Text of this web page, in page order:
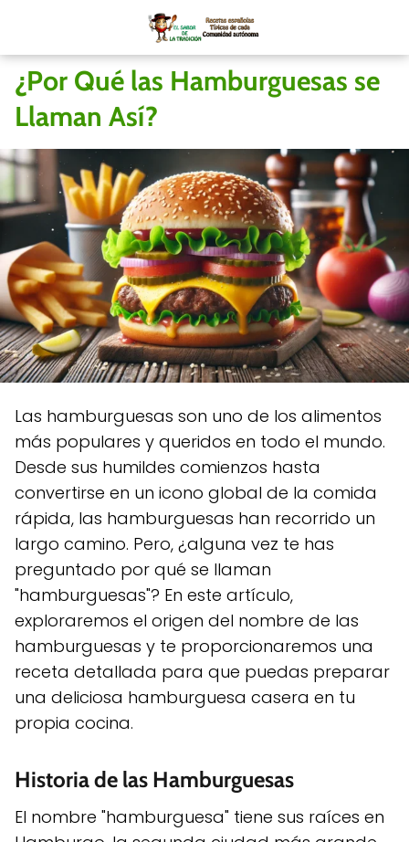
¿Por Qué las Hamburguesas se
Llaman Así?
Las hamburguesas son uno de los alimentos
más populares y queridos en todo el mundo.
Desde sus humildes comienzos hasta
convertirse en un icono global de la comida
rápida, las hamburguesas han recorrido un
largo camino. Pero, ¿alguna vez te has
preguntado por qué se llaman
"hamburguesas"? En este artículo,
exploraremos el origen del nombre de las
hamburguesas y te proporcionaremos una
receta detallada para que puedas preparar
una deliciosa hamburguesa casera en tu
propia cocina.
Historia de las Hamburguesas
El nombre "hamburguesa" tiene sus raíces en